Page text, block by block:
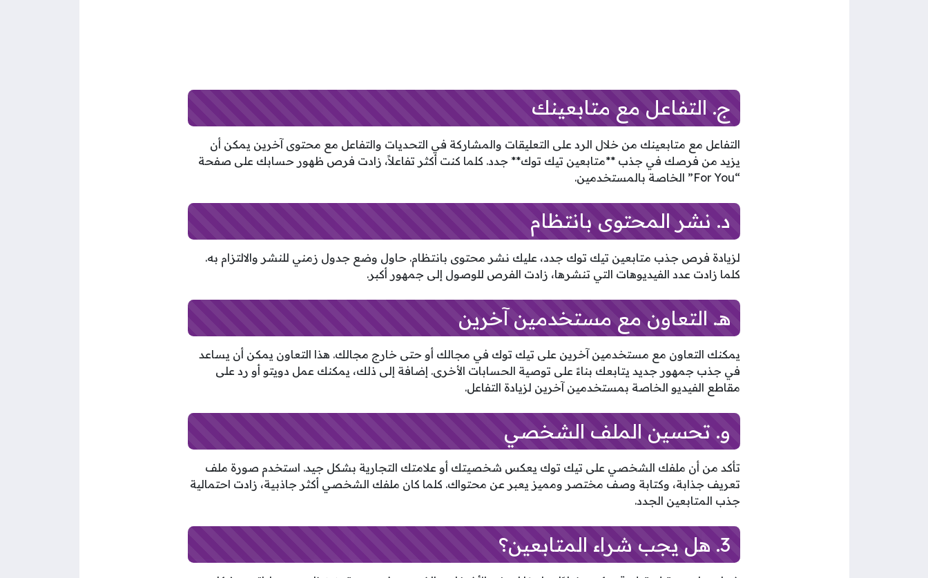
ج. التفاعل مع متابعينك
التفاعل مع متابعينك من خلال الرد على التعليقات والمشاركة في التحديات والتفاعل مع محتوى آخرين يمكن أن
يزيد من فرصك في جذب **متابعين تيك توك** جدد. كلما كنت أكثر تفاعلاً، زادت فرص ظهور حسابك على صفحة
“For You” الخاصة بالمستخدمين.
د. نشر المحتوى بانتظام
لزيادة فرص جذب متابعين تيك توك جدد، عليك نشر محتوى بانتظام. حاول وضع جدول زمني للنشر والالتزام به.
كلما زادت عدد الفيديوهات التي تنشرها، زادت الفرص للوصول إلى جمهور أكبر.
هـ. التعاون مع مستخدمين آخرين
يمكنك التعاون مع مستخدمين آخرين على تيك توك في مجالك أو حتى خارج مجالك. هذا التعاون يمكن أن يساعد
في جذب جمهور جديد يتابعك بناءً على توصية الحسابات الأخرى. إضافة إلى ذلك، يمكنك عمل دويتو أو رد على
مقاطع الفيديو الخاصة بمستخدمين آخرين لزيادة التفاعل.
و. تحسين الملف الشخصي
تأكد من أن ملفك الشخصي على تيك توك يعكس شخصيتك أو علامتك التجارية بشكل جيد. استخدم صورة ملف
تعريف جذابة، وكتابة وصف مختصر ومميز يعبر عن محتواك. كلما كان ملفك الشخصي أكثر جاذبية، زادت احتمالية
جذب المتابعين الجدد.
3. هل يجب شراء المتابعين؟